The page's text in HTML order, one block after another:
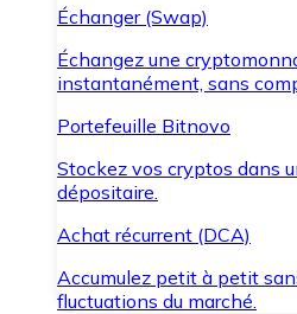
Échanger (Swap)
Échangez une
instantanément, sans
Portefeuille Bitnovo
Stockez vos cryptos dans
dépositaire.
Achat récurrent (DCA)
Accumulez petit à petit
fluctuations du marché.